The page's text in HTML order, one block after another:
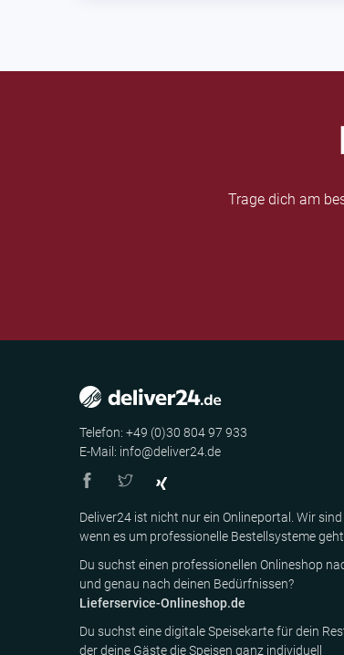
Trage dich am
Telefon: +49 (0)30 804 97 933
E-Mail: info@deliver24.de
Deliver24 ist nicht nur ein Onlineportal. Wir
wenn es um professionelle Bestellsysteme geht.
Du suchst einen professionellen Onlineshop
und genau nach deinen Bedürfnissen?
Lieferservice-Onlineshop.de
Du suchst eine digitale Speisekarte für dein
der deine Gäste die Speisen ganz individuell